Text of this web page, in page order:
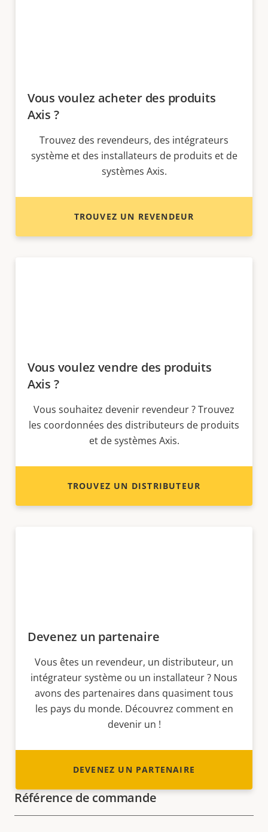
Vous voulez acheter des produits
Axis ?
Trouvez des revendeurs, des intégrateurs
système et des installateurs de produits et de
systèmes Axis.
TROUVEZ UN REVENDEUR
Vous voulez vendre des produits
Axis ?
Vous souhaitez devenir revendeur ? Trouvez
les coordonnées des distributeurs de produits
et de systèmes Axis.
TROUVEZ UN DISTRIBUTEUR
Devenez un partenaire
Vous êtes un revendeur, un distributeur, un
intégrateur système ou un installateur ? Nous
avons des partenaires dans quasiment tous
les pays du monde. Découvrez comment en
devenir un !
DEVENEZ UN PARTENAIRE
Référence de commande